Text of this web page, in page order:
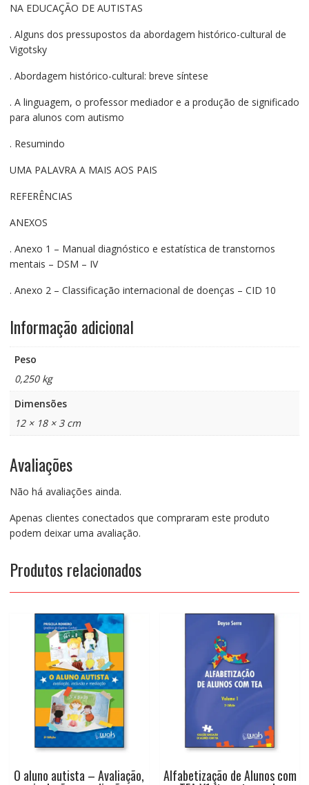
NA EDUCAÇÃO DE AUTISTAS
. Alguns dos pressupostos da abordagem histórico-cultural de
Vigotsky
. Abordagem histórico-cultural: breve síntese
. A linguagem, o professor mediador e a produção de significado
para alunos com autismo
. Resumindo
UMA PALAVRA A MAIS AOS PAIS
REFERÊNCIAS
ANEXOS
. Anexo 1 – Manual diagnóstico e estatística de transtornos
mentais – DSM – IV
. Anexo 2 – Classificação internacional de doenças – CID 10
Informação adicional
Peso
0,250 kg
Dimensões
12 × 18 × 3 cm
Avaliações
Não há avaliações ainda.
Apenas clientes conectados que compraram este produto
podem deixar uma avaliação.
Produtos relacionados
O aluno autista – Avaliação, Alfabetização de Alunos com